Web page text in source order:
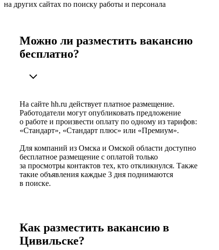
на других сайтах по поиску работы и персонала
Можно ли разместить вакансию
бесплатно?
На сайте hh.ru действует платное размещение.
Работодатели могут опубликовать предложение
о работе и произвести оплату по одному из тарифов:
«Стандарт», «Стандарт плюс» или «Премиум».
Для компаний из Омска и Омской области доступно
бесплатное размещение с оплатой только
за просмотры контактов тех, кто откликнулся. Также
такие объявления каждые 3 дня поднимаются
в поиске.
Как разместить вакансию в
Цивильске?